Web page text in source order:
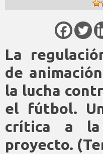
La
de
la lucha
el fútbol.
crítica a la
proyecto.